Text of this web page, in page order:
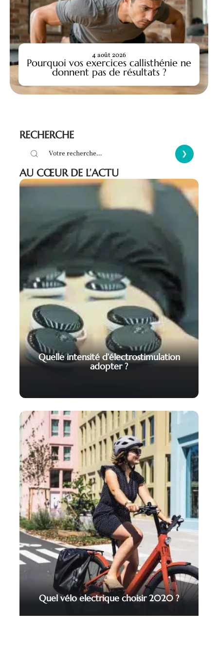
Pourquoi vos exercices callisthénie ne
donnent pas de résultats ?
4 août 2026
RECHERCHE
AU CŒUR DE L’ACTU
Quelle intensité d’électrostimulation
adopter ?
Quel vélo electrique choisir 2020 ?